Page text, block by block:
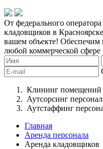
От федерального
кладовщиков в Красноярске
вашем объекте! Обеспечим
любой коммерческой сфере
Клининг помещений
Аутсорсинг
Аутстаффинг
Главная
Аренда персонала
Аренда кладовщиков